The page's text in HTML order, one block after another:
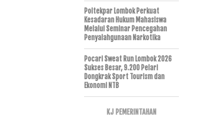
Poltekpar Lombok Perkuat
Kesadaran Hukum Mahasiswa
Melalui Seminar Pencegahan
Penyalahgunaan Narkotika
Pocari Sweat Run Lombok 2026
Sukses Besar, 9.200 Pelari
Dongkrak Sport Tourism dan
Ekonomi NTB
KJ PEMERINTAHAN